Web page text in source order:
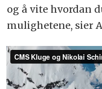
og å vite hvordan
mulighetene, sier